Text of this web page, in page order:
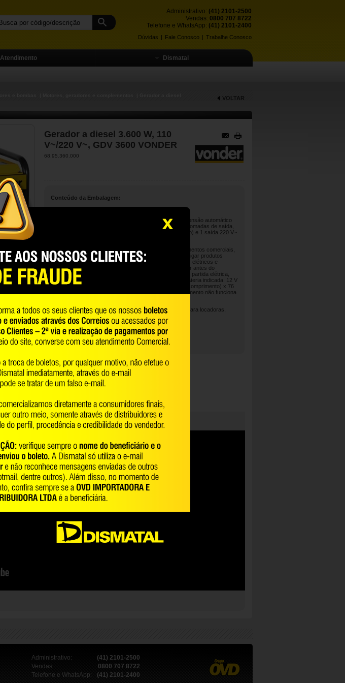
Administrativo: (41) 2101-2500
Vendas: 0800 707 8722
Telefone e WhatsApp: (41) 2101-2400
Trabalhe Conosco
|
Fale Conosco
|
Dúvidas
Atendimento Dismatal
VOLTAR
Gerador a diesel 3.600 W, 110
V~/220 V~, GDV 3600 VONDER
68.95.360.000
Conteúdo da Embalagem:
1 Gerador a diesel.
Possui indicador de nível de combustível, regulador de tensão automático
(sistema AVR que evita picos de tensão), voltímetro e 3 tomadas de saída,
sendo 1 saída 110 V~ e 1 saída 220 V~ (padrão brasileiro) e 1 saída 220 V~
Indicado para camping, chácaras, fazendas, estabelecimentos comerciais,
indústrias, empresas de manutenção, entre outros para ligar produtos
elétricos como lâmpadas, ferramentas elétricas, motores elétricos e
geladeiras. Equipamento sem óleo, necessário abastecer antes do
funcionamento. Óleo indicado 15W40. Possui sistema de partida elétrica,
bastando apenas acoplar a bateria (não acompanha). Bateria indicada: 12 V
à partir de 18 Ah com dimensões máximas de 181 mm (comprimento) x 76
mm (largura) x 166 mm (altura). ATENÇÃO: este equipamento não funciona
Garantia legal: 90 dias + Garantia contratual: 3 meses (Para locadoras,
garantia única e exclusiva de 90 dias)
Manual de Instruções
Administrativo:
(41) 2101-2500
Vendas:
0800 707 8722
Telefone e WhatsApp:
(41) 2101-2400